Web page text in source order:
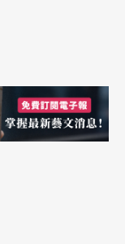
時候，之後
儡戲逐漸沒